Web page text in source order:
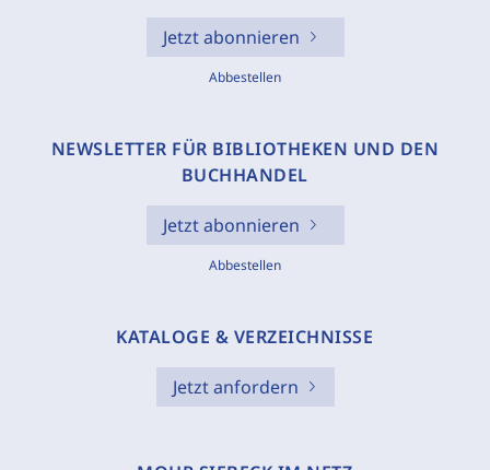
Jetzt abonnieren
Abbestellen
NEWSLETTER FÜR BIBLIOTHEKEN UND DEN
BUCHHANDEL
Jetzt abonnieren
Abbestellen
KATALOGE & VERZEICHNISSE
Jetzt anfordern